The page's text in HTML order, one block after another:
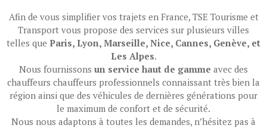
Afin de vous simplifier vos trajets en France, TSE Tourisme et
Transport vous propose des services sur plusieurs villes
telles que Paris, Lyon, Marseille, Nice, Cannes, Genève, et
Les Alpes.
Nous fournissons un service haut de gamme avec des
chauffeurs chauffeurs professionnels connaissant très bien la
région ainsi que des véhicules de dernières générations pour
le maximum de confort et de sécurité.
Nous nous adaptons à toutes les demandes, n’hésitez pas à